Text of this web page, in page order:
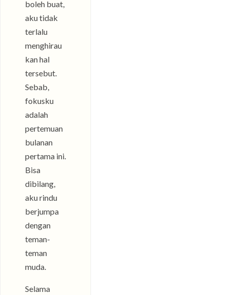
boleh buat,
aku tidak
terlalu
menghirau
kan hal
tersebut.
Sebab,
fokusku
adalah
pertemuan
bulanan
pertama ini.
Bisa
dibilang,
aku rindu
berjumpa
dengan
teman-
teman
muda.
Selama